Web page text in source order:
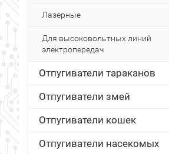
Лазерные
Для высоковольтных линий
электропередач
Отпугиватели тараканов
Отпугиватели змей
Отпугиватели кошек
Отпугиватели насекомых